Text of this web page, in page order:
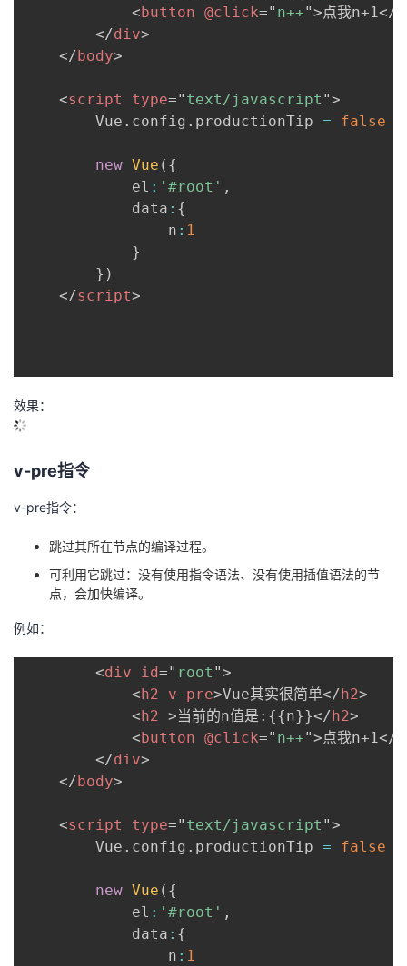
<button @click=" n++">点我n+1</
</div>
</body>
<script type=" text/javascript ">
		Vue
. config . productionTip = false
new Vue ( {
			el
: '#root' ,
			data
: {
				n
: 1
}
} )
</script>
效果：
v-pre指令
v-pre指令：
跳过其所在节点的编译过程。
可利用它跳过：没有使用指令语法、没有使用插值语法的节
点，会加快编译。
例如：
<div id=" root ">
<h2 v-pre>Vue其实很简单</h2>
<h2 >当前的n值是:{{n}}</h2>
<button @click=" n++">点我n+1</
</div>
</body>
<script type=" text/javascript ">
		Vue
. config . productionTip = false
new Vue ( {
			el
: '#root' ,
			data
: {
				n
: 1